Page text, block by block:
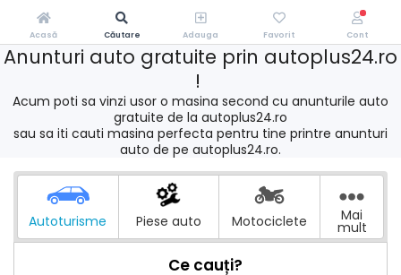
Anunturi auto gratuite prin autoplus24.ro
!
Acum poti sa vinzi usor o masina second cu anunturile auto
gratuite de la autoplus24.ro
sau sa iti cauti masina perfecta pentru tine printre anunturi
auto de pe autoplus24.ro.
Autoturisme Piese auto Motociclete Mai
mult
Ce cauți?
Acasă Căutare Adauga Favorit Cont